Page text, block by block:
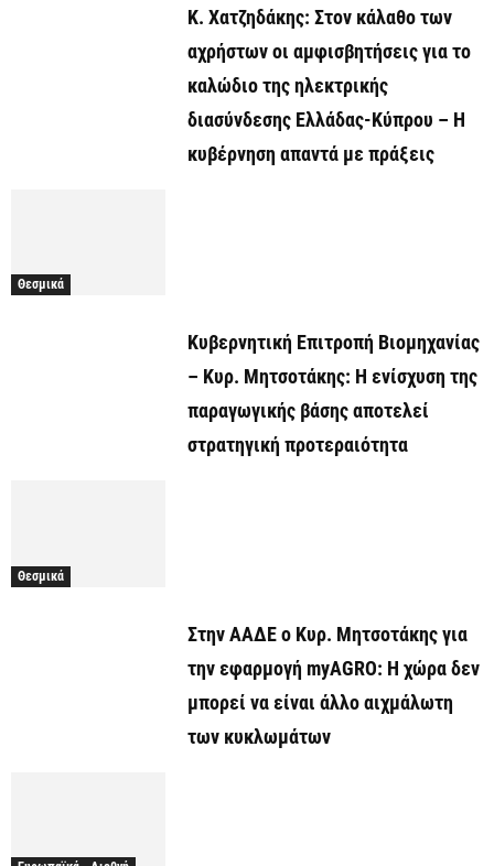
Κ. Χατζηδάκης: Στον κάλαθο των
αχρήστων οι αμφισβητήσεις για το
καλώδιο της ηλεκτρικής
διασύνδεσης Ελλάδας-Κύπρου – Η
κυβέρνηση απαντά με πράξεις
Θεσμικά
Κυβερνητική Επιτροπή Βιομηχανίας
– Κυρ. Μητσοτάκης: Η ενίσχυση της
παραγωγικής βάσης αποτελεί
στρατηγική προτεραιότητα
Θεσμικά
Στην ΑΑΔΕ ο Κυρ. Μητσοτάκης για
την εφαρμογή myAGRO: Η χώρα δεν
μπορεί να είναι άλλο αιχμάλωτη
των κυκλωμάτων